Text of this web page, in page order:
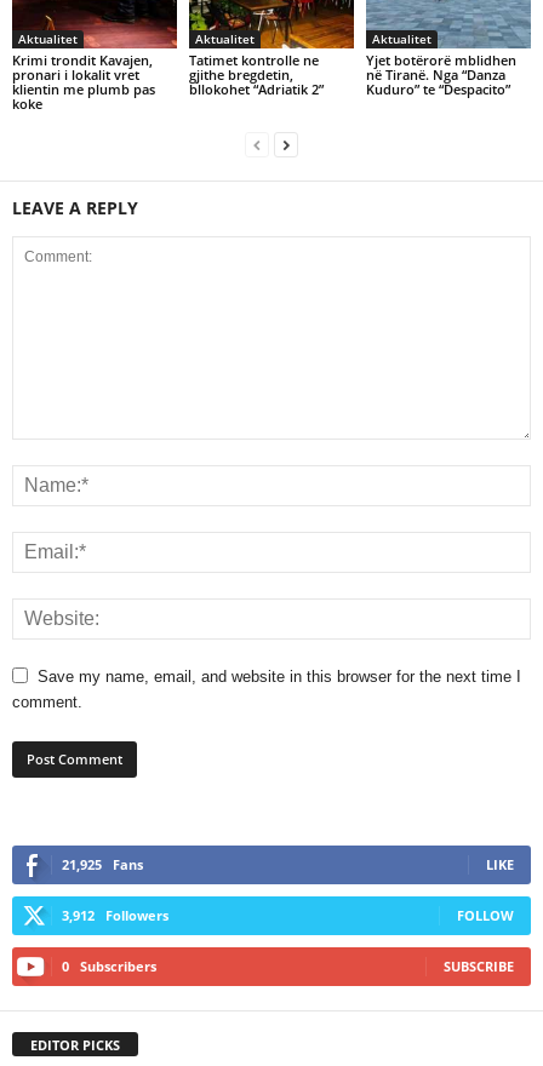
Aktualitet
Krimi trondit Kavajen,
pronari i lokalit vret
klientin me plumb pas
koke
Aktualitet
Tatimet kontrolle ne
gjithe bregdetin,
bllokohet “Adriatik 2”
Aktualitet
Yjet botërorë mblidhen
në Tiranë. Nga “Danza
Kuduro” te “Despacito”
LEAVE A REPLY
Save my name, email, and website in this browser for the next time I
comment.
21,925 Fans LIKE
3,912 Followers FOLLOW
0 Subscribers SUBSCRIBE
EDITOR PICKS